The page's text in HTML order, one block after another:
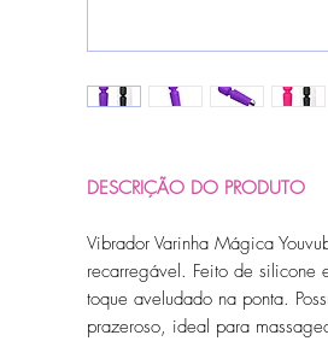
DESCRIÇÃO DO PRODUTO
Vibrador Varinha Mágica
recarregável. Feito de silicone
toque aveludado na ponta.
prazeroso, ideal para